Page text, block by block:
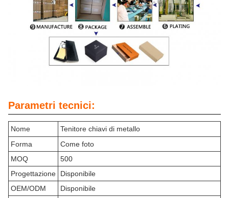
Parametri tecnici:
Nome
Tenitore chiavi di metallo
Forma
Come foto
MOQ
500
Progettazione
Disponibile
OEM/ODM
Disponibile